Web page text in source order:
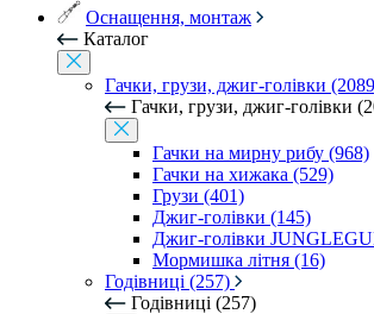
Оснащення, монтаж
Каталог
Гачки, грузи, джиг-голівки
Гачки, грузи, джиг-голівки
Гачки на мирну рибу (968)
Гачки на хижака (529)
Грузи (401)
Джиг-голівки (145)
Джиг-голівки
Мормишка літня (16)
Годівниці (257)
Годівниці (257)